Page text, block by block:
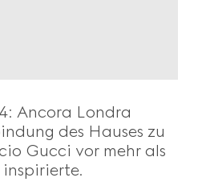
Ancora Londra
des Hauses zu
Gucci vor mehr als